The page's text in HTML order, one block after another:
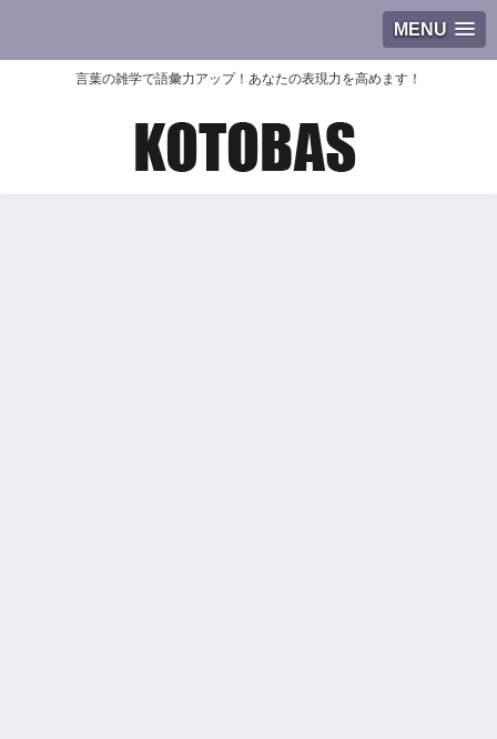
MENU
言葉の雑学で語彙力アップ！あなたの表現力を高めます！